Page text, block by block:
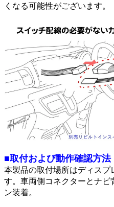
くなる可能性がございます。
■取付および動作確認方法
本製品の取付場所はディスプ
す。車両側コネクターとナ
ン装着。